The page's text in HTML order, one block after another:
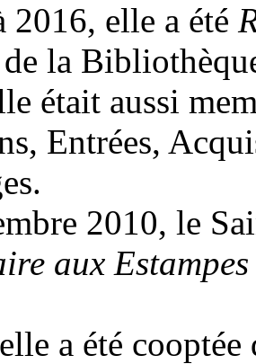
2016, elle a été
de la
était aussi
Entrées,
2010, le
aux
a été